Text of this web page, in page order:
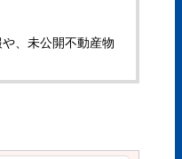
、未公開不動産物